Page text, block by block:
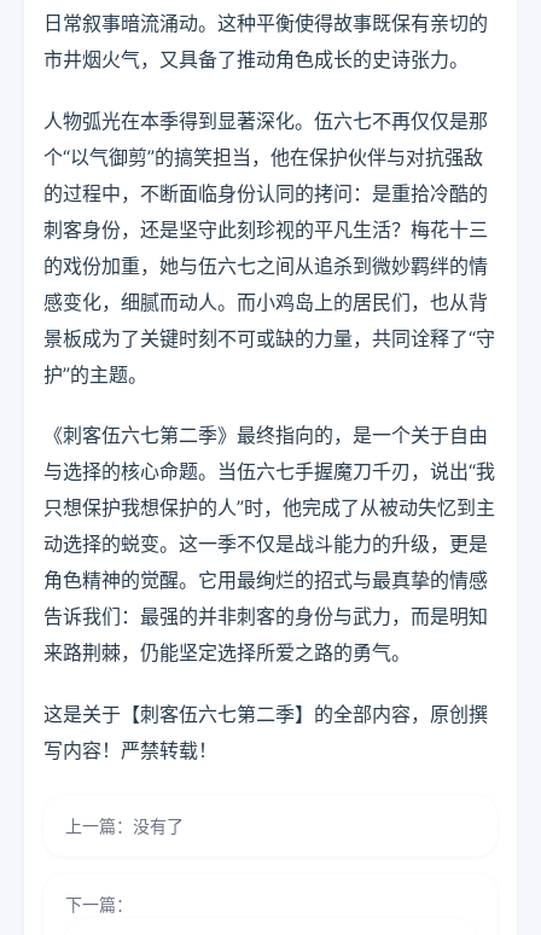
日常叙事暗流涌动。这种平衡使得故事既保有亲切的
市井烟火气，又具备了推动角色成长的史诗张力。
人物弧光在本季得到显著深化。伍六七不再仅仅是那
个“以气御剪”的搞笑担当，他在保护伙伴与对抗强敌
的过程中，不断面临身份认同的拷问：是重拾冷酷的
刺客身份，还是坚守此刻珍视的平凡生活？梅花十三
的戏份加重，她与伍六七之间从追杀到微妙羁绊的情
感变化，细腻而动人。而小鸡岛上的居民们，也从背
景板成为了关键时刻不可或缺的力量，共同诠释了“守
护”的主题。
《刺客伍六七第二季》最终指向的，是一个关于自由
与选择的核心命题。当伍六七手握魔刀千刃，说出“我
只想保护我想保护的人”时，他完成了从被动失忆到主
动选择的蜕变。这一季不仅是战斗能力的升级，更是
角色精神的觉醒。它用最绚烂的招式与最真挚的情感
告诉我们：最强的并非刺客的身份与武力，而是明知
来路荆棘，仍能坚定选择所爱之路的勇气。
这是关于【刺客伍六七第二季】的全部内容，原创撰
写内容！严禁转载！
上一篇：没有了
下一篇：